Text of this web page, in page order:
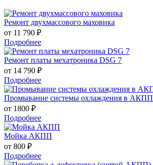
Ремонт двухмассового маховика
от 11 790 ₽
Подробнее
Ремонт платы мехатроника DSG 7
от 14 790 ₽
Подробнее
Промывание системы охлаждения в АКПП
от 1800 ₽
Подробнее
Мойка АКПП
от 800 ₽
Подробнее